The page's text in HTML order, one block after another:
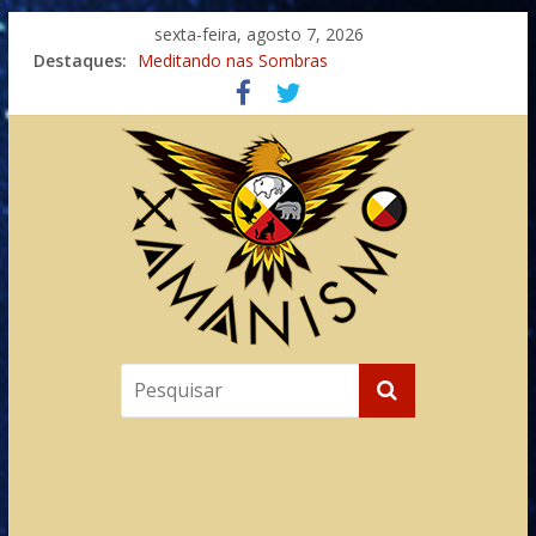
sexta-feira, agosto 7, 2026
Destaques: Meditando nas Sombras
Autosuficiência: A Jornada do Espírito Ancestral
Xamanismo Universal
Totens – Caminho Espiritual – Crescimento
Imaginação na Cura